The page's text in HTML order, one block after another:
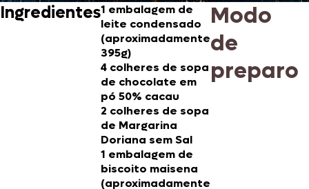
Ingredientes1 embalagem de
leite condensado
(aproximadamente
395g)
4 colheres de sopa
de chocolate em
pó 50% cacau
2 colheres de sopa
de Margarina
Doriana sem Sal
1 embalagem de
biscoito maisena
(aproximadamente
Modo
de
preparo